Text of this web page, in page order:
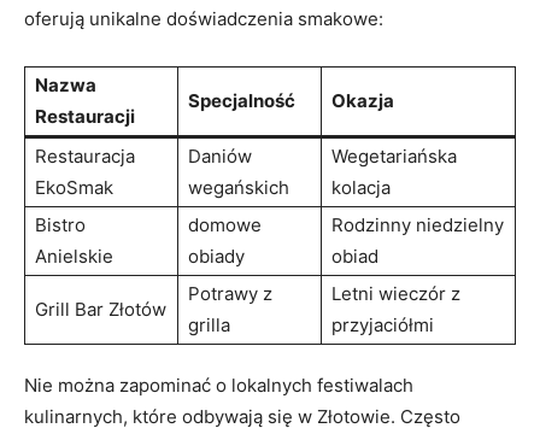
oferują unikalne doświadczenia smakowe:
Nazwa
Restauracji
Specjalność Okazja
Restauracja
EkoSmak
Daniów
wegańskich
Wegetariańska
kolacja
Bistro
Anielskie
domowe
obiady
Rodzinny niedzielny
obiad
Grill Bar Złotów
Potrawy z
grilla
Letni wieczór z
przyjaciółmi
Nie można zapominać o lokalnych festiwalach
kulinarnych, które odbywają się w Złotowie. Często